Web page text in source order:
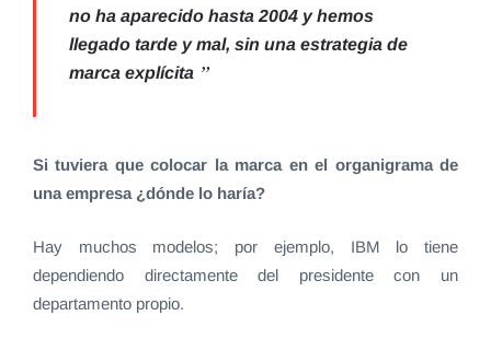
no ha aparecido hasta 2004 y hemos
llegado tarde y mal, sin una estrategia de
marca explícita
Si tuviera que colocar la marca en el organigrama de
una empresa ¿dónde lo haría?
Hay muchos modelos; por ejemplo, IBM lo tiene
dependiendo directamente del presidente con un
departamento propio.